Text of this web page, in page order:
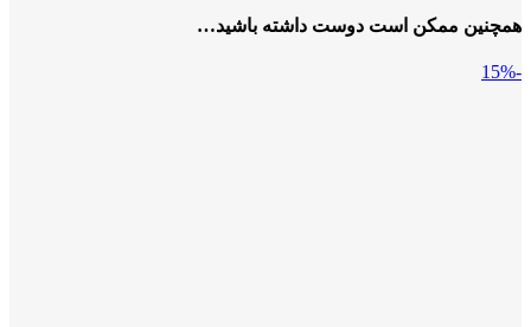
همچنین ممکن است دوست داشته باشید…
-15%